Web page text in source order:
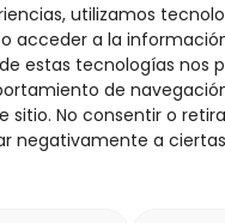
utilizamos
acceder a la
estas tecnologías nos
de
No consentir o
negativamente a ciertas
Administración
de